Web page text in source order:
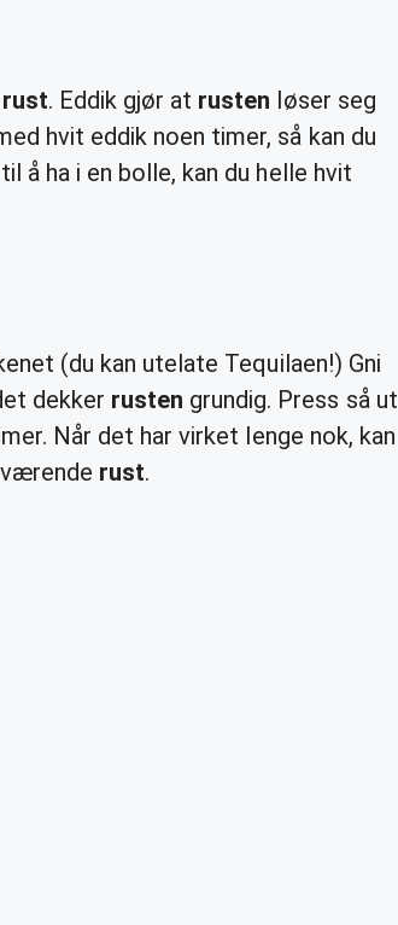
. Eddik gjør at rusten løser seg
hvit eddik noen timer, så kan du
å ha i en bolle, kan du helle hvit
(du kan utelate Tequilaen!) Gni
dekker rusten grundig. Press så ut
Når det har virket lenge nok, kan
rust.